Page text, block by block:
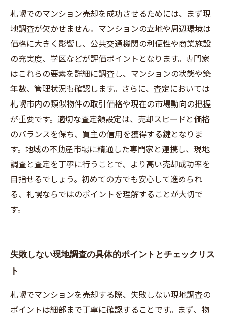
却を成功に導く方法
初心者向け！札幌でマンション売却をスムーズ
に進めるための準備
実際の売却事例から学ぶ、札幌マンション売却
で失敗しない秘訣
札幌でのマンション売却を成功させるためには、まず現
地調査が欠かせません。マンションの立地や周辺環境は
価格に大きく影響し、公共交通機関の利便性や商業施設
の充実度、学区などが評価ポイントとなります。専門家
はこれらの要素を詳細に調査し、マンションの状態や築
年数、管理状況も確認します。さらに、査定においては
札幌市内の類似物件の取引価格や現在の市場動向の把握
が重要です。適切な査定額設定は、売却スピードと価格
のバランスを保ち、買主の信用を獲得する鍵となりま
す。地域の不動産市場に精通した専門家と連携し、現地
調査と査定を丁寧に行うことで、より高い売却成功率を
目指せるでしょう。初めての方でも安心して進められ
る、札幌ならではのポイントを理解することが大切で
す。
失敗しない現地調査の具体的ポイントとチェックリス
ト
札幌でマンションを売却する際、失敗しない現地調査の
ポイントは細部まで丁寧に確認することです。まず、物